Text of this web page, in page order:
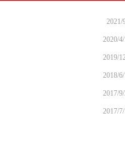
2021/
2020/
2019/
2018/
2017/
2017/